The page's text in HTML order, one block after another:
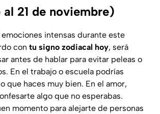
21 de noviembre)
intensas durante este
con tu signo zodiacal hoy, será
antes de hablar para evitar peleas o
En el trabajo o escuela podrías
que haces muy bien. En el amor,
algo que no esperabas.
momento para alejarte de personas